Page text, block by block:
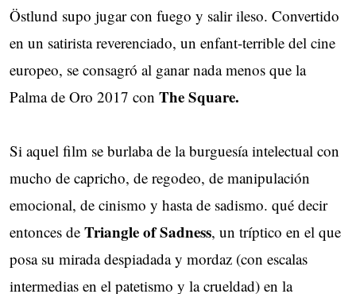
Östlund supo jugar con fuego y salir ileso. Convertido
en un satirista reverenciado, un enfant-terrible del cine
europeo, se consagró al ganar nada menos que la
Palma de Oro 2017 con The Square.
Si aquel film se burlaba de la burguesía intelectual con
mucho de capricho, de regodeo, de manipulación
emocional, de cinismo y hasta de sadismo. qué decir
entonces de Triangle of Sadness, un tríptico en el que
posa su mirada despiadada y mordaz (con escalas
intermedias en el patetismo y la crueldad) en la